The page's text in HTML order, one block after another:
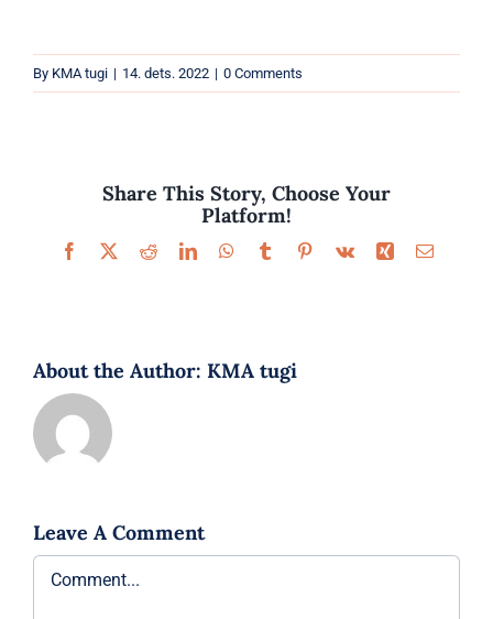
Parfüümid
By KMA tugi | 14. dets. 2022 | 0 Comments
Share This Story, Choose Your
Platform!
Facebook
X RedditLinkedInWhatsApp
TumblrPinterest
Vk Xing Email
About the Author: KMA tugi
Leave A Comment
Comment